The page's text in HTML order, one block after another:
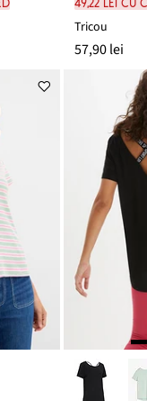
Tricou
57,90 lei